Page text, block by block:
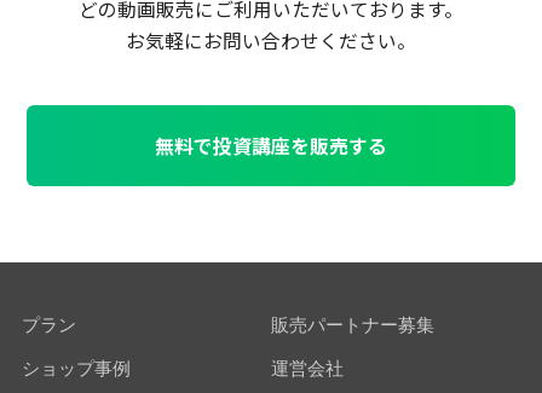
どの動画販売にご利用いただいております。
お気軽にお問い合わせください。
無料で投資講座を販売する
プラン
ショップ事例
販売パートナー募集
運営会社